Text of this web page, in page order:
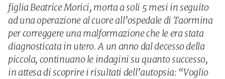
figlia Beatrice Morici, morta a soli 5 mesi in seguito
ad una operazione al cuore all’ospedale di Taormina
per correggere una malformazione che le era stata
diagnosticata in utero. A un anno dal decesso della
piccola, continuano le indagini su quanto successo,
in attesa di scoprire i risultati dell’autopsia: “Voglio